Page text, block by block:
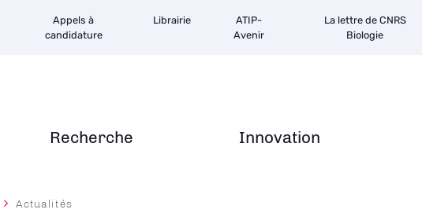
Recherche Innovation
Appels à
candidature
Librairie
ATIP-
Avenir
La lettre de CNRS
Biologie
Actualités